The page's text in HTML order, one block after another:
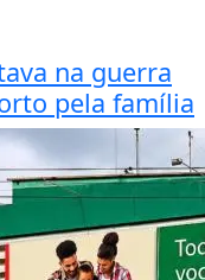
na guerra
pela família